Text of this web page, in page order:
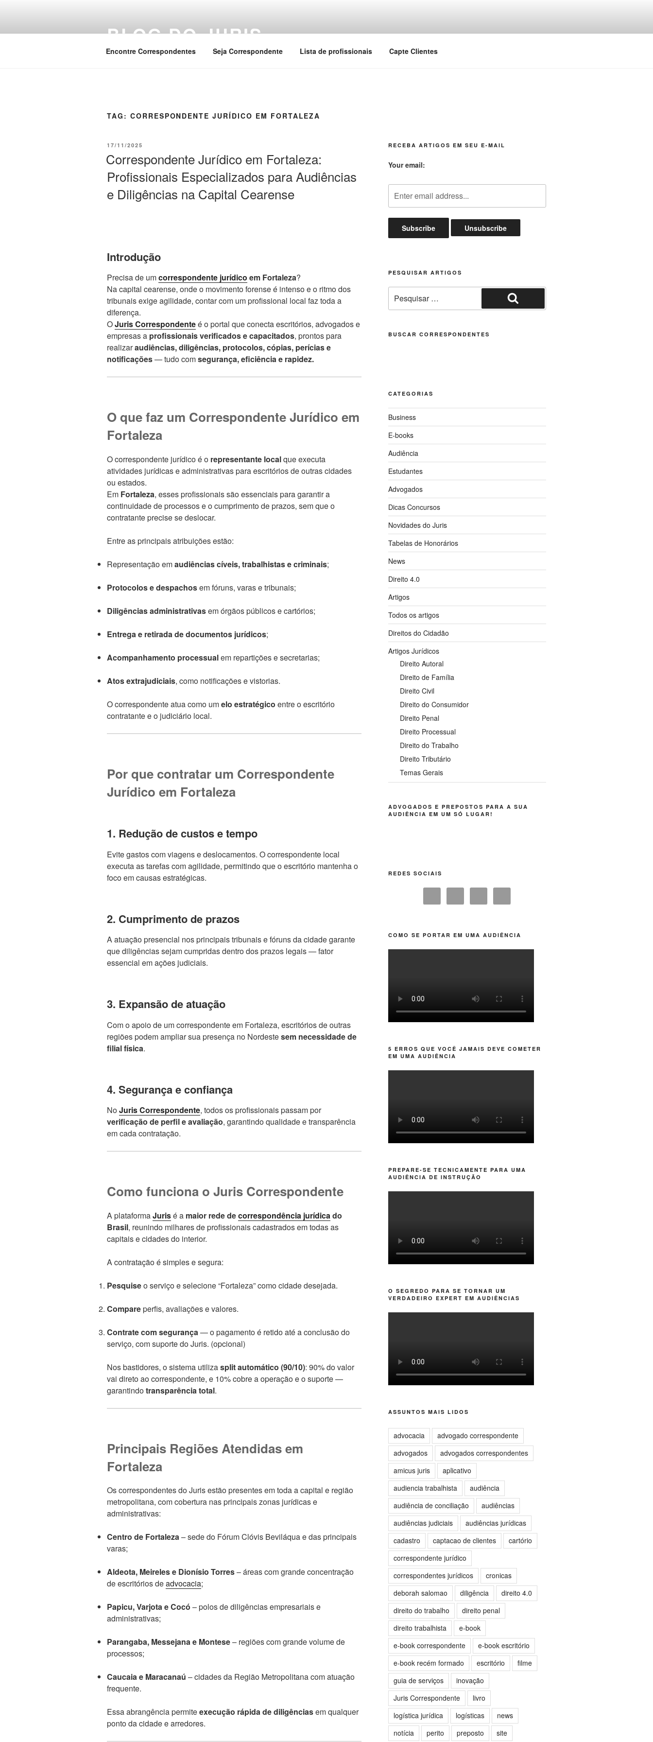
BLOG DO JURIS
Encontre Correspondentes Seja Correspondente Lista de profissionais Capte Clientes
TAG: CORRESPONDENTE JURÍDICO EM FORTALEZA
PUBLICADO
17/11/2025
Correspondente Jurídico em Fortaleza:
Profissionais Especializados para Audiências
e Diligências na Capital Cearense
Introdução
Precisa de umcorrespondente jurídico em Fortaleza?
Na capital cearense, onde o movimento forense é intenso e o ritmo dos
tribunais exige agilidade, contar com um profissional local faz toda a
diferença.
OJuris Correspondenteé o portal que conecta escritórios, advogados e
empresas a profissionais verificados e capacitados, prontos para
realizaraudiências, diligências, protocolos, cópias, perícias e
notificações— tudo comsegurança, eficiência e rapidez.
O que faz um Correspondente Jurídico em
Fortaleza
O correspondente jurídico é o representante localque executa
atividades jurídicas e administrativas para escritórios de outras cidades
ou estados.
Em Fortaleza, esses profissionais são essenciais para garantir a
continuidade de processos e o cumprimento de prazos, sem que o
contratante precise se deslocar.
Entre as principais atribuições estão:
Representação emaudiências cíveis, trabalhistas e criminais;
Protocolos e despachosem fóruns, varas e tribunais;
Diligências administrativasem órgãos públicos e cartórios;
Entrega e retirada de documentos jurídicos;
Acompanhamento processualem repartições e secretarias;
Atos extrajudiciais, como notificações e vistorias.
O correspondente atua como umelo estratégico entre o escritório
contratante e o judiciário local.
Por que contratar um Correspondente
Jurídico em Fortaleza
1. Redução de custos e tempo
Evite gastos com viagens e deslocamentos. O correspondente local
executa as tarefas com agilidade, permitindo que o escritório mantenha o
foco em causas estratégicas.
2. Cumprimento de prazos
A atuação presencial nos principais tribunais e fóruns da cidade garante
que diligências sejam cumpridas dentro dos prazos legais — fator
essencial em ações judiciais.
3. Expansão de atuação
Com o apoio de um correspondente em Fortaleza, escritórios de outras
regiões podem ampliar sua presença no Nordestesem necessidade de
filial física.
4. Segurança e confiança
NoJuris Correspondente, todos os profissionais passam por
verificação de perfil e avaliação, garantindo qualidade e transparência
em cada contratação.
Como funciona o Juris Correspondente
A plataformaJurisé a maior rede decorrespondência jurídicado
Brasil, reunindo milhares de profissionais cadastrados em todas as
capitais e cidades do interior.
A contratação é simples e segura:
Pesquiseo serviço e selecione “Fortaleza” como cidade desejada.
Compareperfis, avaliações e valores.
Contrate com segurança— o pagamento é retido até a conclusão do
serviço, com suporte do Juris. (opcional)
Nos bastidores, o sistema utilizasplit automático (90/10): 90% do valor
vai direto ao correspondente, e 10% cobre a operação e o suporte —
garantindotransparência total.
Principais Regiões Atendidas em
Fortaleza
Os correspondentes do Juris estão presentes em toda a capital e região
metropolitana, com cobertura nas principais zonas jurídicas e
administrativas:
Centro de Fortaleza– sede do Fórum Clóvis Beviláqua e das principais
varas;
Aldeota, Meireles e Dionísio Torres– áreas com grande concentração
de escritórios deadvocacia;
Papicu, Varjota e Cocó – polos de diligências empresariais e
administrativas;
Parangaba, Messejana e Montese– regiões com grande volume de
processos;
Caucaia e Maracanaú – cidades da Região Metropolitana com atuação
frequente.
Essa abrangência permiteexecução rápida de diligênciasem qualquer
ponto da cidade e arredores.
RECEBA ARTIGOS EM SEU E-MAIL
Your email:
PESQUISAR ARTIGOS
por:
Pesquisar
BUSCAR CORRESPONDENTES
CATEGORIAS
Business
E-books
Audiência
Estudantes
Advogados
Dicas Concursos
Novidades do Juris
Tabelas de Honorários
News
Direito 4.0
Artigos
Todos os artigos
Direitos do Cidadão
Artigos Jurídicos
Direito Autoral
Direito de Família
Direito Civil
Direito do Consumidor
Direito Penal
Direito Processual
Direito do Trabalho
Direito Tributário
Temas Gerais
ADVOGADOS E PREPOSTOS PARA A SUA
AUDIÊNCIA EM UM SÓ LUGAR!
REDES SOCIAIS
COMO SE PORTAR EM UMA AUDIÊNCIA
5 ERROS QUE VOCÊ JAMAIS DEVE COMETER
EM UMA AUDIÊNCIA
PREPARE-SE TECNICAMENTE PARA UMA
AUDIÊNCIA DE INSTRUÇÃO
O SEGREDO PARA SE TORNAR UM
VERDADEIRO EXPERT EM AUDIÊNCIAS
ASSUNTOS MAIS LIDOS
advocacia
advogado correspondente
advogados
advogados correspondentes
amicus juris
aplicativo
audiencia trabalhista
audiência
audiência de conciliação
audiências
audiências judiciais
audiências jurídicas
cadastro
captacao de clientes
cartório
correspondente jurídico
correspondentes jurídicos
cronicas
deborah salomao
diligência
direito 4.0
direito do trabalho
direito penal
direito trabalhista
e-book
e-book correspondente
e-book escritório
e-book recém formado
escritório
filme
guia de serviços
inovação
Juris Correspondente
livro
logística jurídica
logísticas
news
notícia
perito preposto site